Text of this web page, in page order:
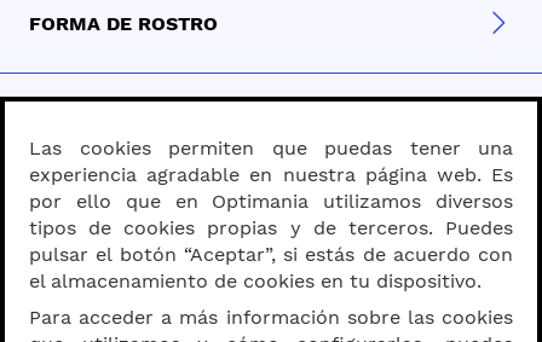
FORMA DE ROSTRO
PROGRESIVOS - BIFOCALES
SOBRE OPTIMANIA
Las cookies permiten que puedas tener una
experiencia agradable en nuestra página web. Es
por ello que en Optimania utilizamos diversos
tipos de cookies propias y de terceros. Puedes
pulsar el botón “Aceptar”, si estás de acuerdo con
el almacenamiento de cookies en tu dispositivo.
Para acceder a más información sobre las cookies